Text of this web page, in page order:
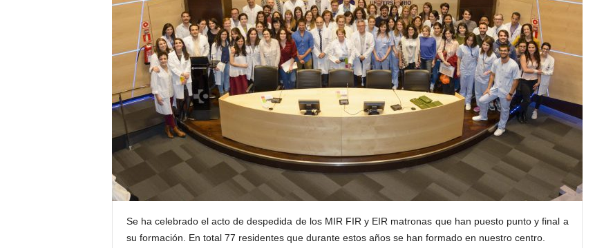
I
S
Se ha celebrado el acto de despedida de los MIR FIR y EIR matronas que han puesto punto y final a
su formación. En total 77 residentes que durante estos años se han formado en nuestro centro.